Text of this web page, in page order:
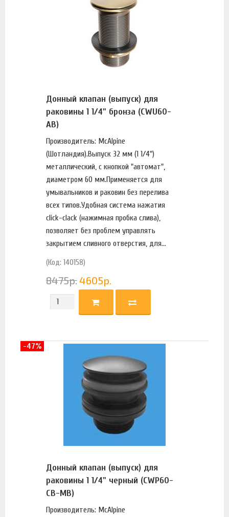
Донный клапан (выпуск) для
раковины 1 1/4" бронза (CWU60-
AB)
Производитель: McAlpine
(Шотландия).Выпуск 32 мм (1 1/4")
металлический, с кнопкой "автомат",
диаметром 60 мм.Применяется для
умывальников и раковин без перелива
всех типов.Удобная система нажатия
click-clack (нажимная пробка слива),
позволяет без проблем управлять
закрытием сливного отверстия, для...
(Код: 140158)
8475р.4605р.
Донный клапан (выпуск) для
раковины 1 1/4" черный (CWP60-
CB-MB)
Производитель: McAlpine
-47%